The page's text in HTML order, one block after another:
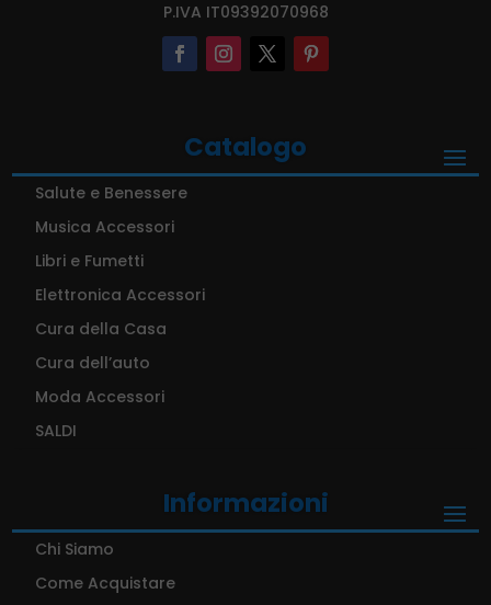
P.IVA IT09392070968
Catalogo
Salute e Benessere
Musica Accessori
Libri e Fumetti
Elettronica Accessori
Cura della Casa
Cura dell’auto
Moda Accessori
SALDI
Informazioni
Chi Siamo
Come Acquistare